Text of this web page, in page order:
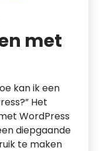
met
kan ik een
Het
WordPress
diepgaande
te maken